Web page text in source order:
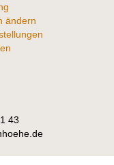
43
ändern